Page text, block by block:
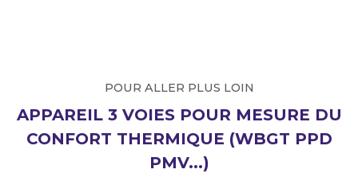
POUR ALLER PLUS LOIN
APPAREIL 3 VOIES POUR MESURE DU
CONFORT THERMIQUE (WBGT PPD
PMV...)